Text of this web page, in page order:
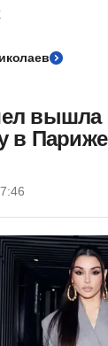
вышла
в Париже